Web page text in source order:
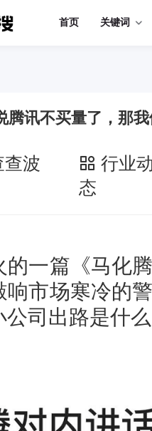
首页 关键词
腾讯不买量了，那
查波
行业
态
的一篇《马化
响市场寒冷的
公司出路是什